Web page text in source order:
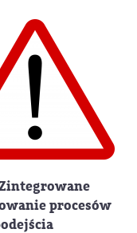
procesów